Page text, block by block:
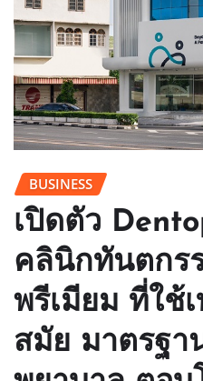
BUSINESS
เปิดตัว
คลินิกทันตกร
พรีเมียม ที่ใช้
สมัย มาตรฐา